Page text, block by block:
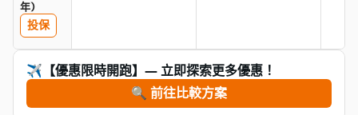
年)
投保
✈️【優惠限時開跑】— 立即探索更多優惠！
🔍 前往比較方案